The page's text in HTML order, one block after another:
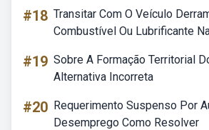
#18 Transitar Com O Veículo
Combustível Ou Lubrificante
#19 Sobre A Formação Territorial
Alternativa Incorreta
#20 Requerimento Suspenso Por
Desemprego Como Resolver